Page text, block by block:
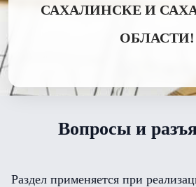
САХАЛИНСКЕ И
ОБЛАСТИ!
Вопросы и
Раздел применяется при